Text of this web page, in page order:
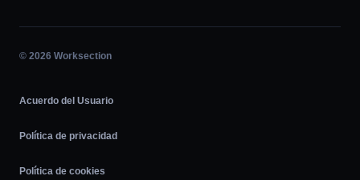
Trabajo por horas
Ágil
© 2026 Worksection
Acuerdo del Usuario
Política de privacidad
Política de cookies